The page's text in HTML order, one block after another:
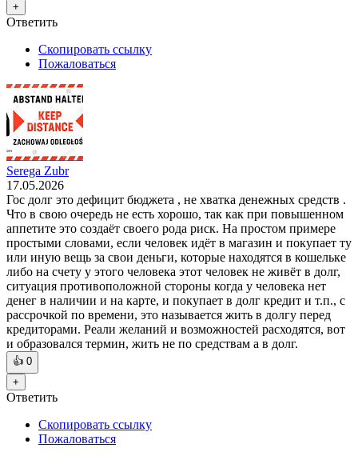
+
Ответить
Скопировать ссылку
Пожаловаться
Serega Zubr
17.05.2026
Гос долг это дефицит бюджета , не хватка денежных средств .
Что в свою очередь не есть хорошо, так как при повышенном
аппетите это создаёт своего рода риск. На простом примере
простыми словами, если человек идёт в магазин и покупает ту
или иную вещь за свои деньги, которые находятся в кошельке
либо на счету у этого человека этот человек не живёт в долг,
ситуация противоположной стороны когда у человека нет
денег в наличии и на карте, и покупает в долг кредит и т.п., с
рассрочкой по времени, это называется жить в долгу перед
кредиторами. Реали желаний и возможностей расходятся, вот
и образовался термин, жить не по средствам а в долг.
👍 0
+
Ответить
Скопировать ссылку
Пожаловаться